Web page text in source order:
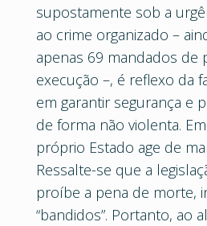
supostamente sob a
ao crime organizado –
apenas 69 mandados de
execução –, é reflexo da
em garantir segurança e
de forma não violenta.
próprio Estado age de
Ressalte-se que a
proíbe a pena de morte,
“bandidos”. Portanto, ao